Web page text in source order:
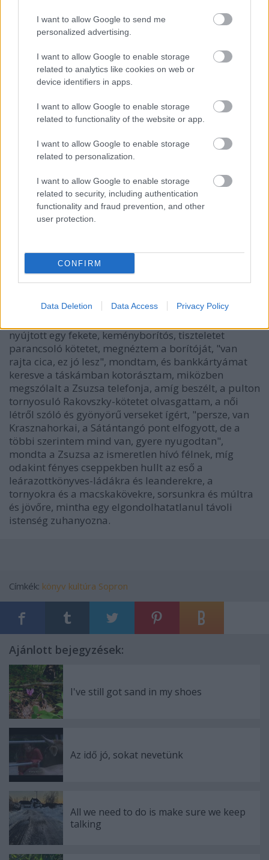
I want to allow Google to send me
personalized advertising.
I want to allow Google to enable storage
related to analytics like cookies on web or
device identifiers in apps.
I want to allow Google to enable storage
related to functionality of the website or app.
I want to allow Google to enable storage
related to personalization.
I want to allow Google to enable storage
related to security, including authentication
functionality and fraud prevention, and other
user protection.
CONFIRM
Data Deletion Data Access Privacy Policy
és kérte a számlát.
melyeknek hasa a Város tornyait éri, pocsolyákat és
"szemlátomást nemsoproni" járókelőket kerülgetve,
az idióta elektromosrollerezők miatt olykor
életveszéllyel dacolva tettük meg a tízpercesnél is
rövidebb utat, a Lenck-átjárón mentünk keresztül,
különös érzés volt a macskaköveken járás a nemrég,
harántsüllyedésem és talán emiatt már napi
rendszerességgel hasogató derékfájásom
ellensúlyozására vásárolt barefoot-cipőmben,
megkerülve az Orsolya-tér kútját, ráfordultunk a
Templom utcára és már ott is voltunk a Bünker
János Rajnárd közben, a könyvesbolt előtt elsiettünk
az esős idő miatt zöld vitorlavászonnal letakart
vesztegettem az időt magyarázkodásra, "adjál
gyorsan valami Krasznahorkait", mondtam neki,
röhögtünk, de közben olyan gyors, mindenfajta
kézmozdulattal, mintha mindvégig a kezében
nyújtott egy fekete, keményborítós, tiszteletet
parancsoló kötetet, megnéztem a borítóját, "van
rajta cica, ez jó lesz", mondtam, és bankkártyámat
keresve a táskámban kotorásztam, miközben
megszólalt a Zsuzsa telefonja, amíg beszélt, a pulton
tornyosuló Rakovszky-kötetet olvasgattam, a női
létről szóló és gyönyörű verseket ígért, "persze, van
Krasznahorkai, a Sátántangó pont elfogyott, de a
többi szerintem mind van, gyere nyugodtan",
mondta a Zsuzsa az ismeretlen hívó félnek, míg
odakint fényes cseppekben hullt az eső a
leárazottkönyves-ládákra és leanderekre, a
tornyokra és a macskakövekre, sorsunkra és múltra
és jövőre, mintha egy elgondolhatatlanul távoli
istenség zuhanyozna.
Címkék: könyv kultúra Sopron
Ajánlott bejegyzések:
I've still got sand in my shoes
Az idő jó, sokat nevetünk
All we need to do is make sure we keep
talking